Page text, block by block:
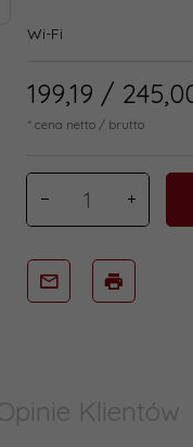
Wi-Fi
199,19 /
* cena netto / brutto
Klientów